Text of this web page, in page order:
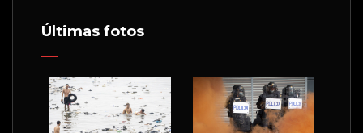
Últimas fotos